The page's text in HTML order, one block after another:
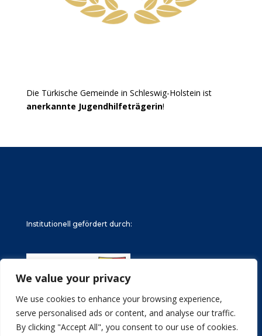
We value your privacy
We use cookies to enhance your browsing experience,
serve personalised ads or content, and analyse our traffic.
By clicking "Accept All", you consent to our use of cookies.
Die Türkische Gemeinde in Schleswig-Holstein ist
anerkannte Jugendhilfeträgerin!
Institutionell gefördert durch: